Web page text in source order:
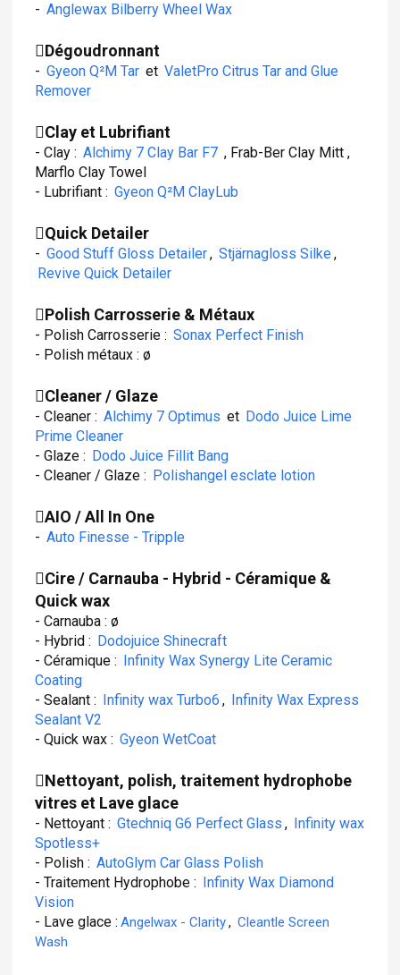
- Anglewax Bilberry Wheel Wax
Dégoudronnant
- Gyeon Q²M Tar et ValetPro Citrus Tar and Glue
Remover
Clay et Lubrifiant
- Clay : Alchimy 7 Clay Bar F7 , Frab-Ber Clay Mitt ,
Marflo Clay Towel
- Lubrifiant : Gyeon Q²M ClayLub
Quick Detailer
- Good Stuff Gloss Detailer, Stjärnagloss Silke,
Revive Quick Detailer
Polish Carrosserie & Métaux
- Polish Carrosserie : Sonax Perfect Finish
- Polish métaux : ø
Cleaner / Glaze
- Cleaner : Alchimy 7 Optimus et Dodo Juice Lime
Prime Cleaner
- Glaze : Dodo Juice Fillit Bang
- Cleaner / Glaze : Polishangel esclate lotion
AIO / All In One
- Auto Finesse - Tripple
Cire / Carnauba - Hybrid - Céramique &
Quick wax
- Carnauba : ø
- Hybrid : Dodojuice Shinecraft
- Céramique : Infinity Wax Synergy Lite Ceramic
Coating
- Sealant : Infinity wax Turbo6 , Infinity Wax Express
Sealant V2
- Quick wax : Gyeon WetCoat
Nettoyant, polish, traitement hydrophobe
vitres et Lave glace
- Nettoyant : Gtechniq G6 Perfect Glass , Infinity wax
Spotless+
- Polish : AutoGlym Car Glass Polish
- Traitement Hydrophobe : Infinity Wax Diamond
Vision
- Lave glace : Angelwax - Clarity, Cleantle Screen
Wash